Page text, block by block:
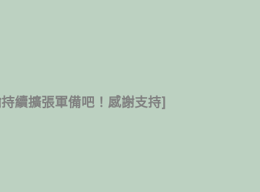
續擴張軍備吧！感謝支持]